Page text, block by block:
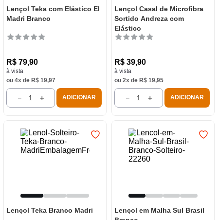
Lençol Teka com Elástico El
Madri Branco
R$ 79,90
à vista
ou 4x de R$ 19,97
＋
－ ADICIONAR
Lençol Casal de Microfibra
Sortido Andreza com
Elástico
R$ 39,90
à vista
ou 2x de R$ 19,95
＋
－ ADICIONAR
Lençol Teka Branco Madri
Lençol em Malha Sul Brasil